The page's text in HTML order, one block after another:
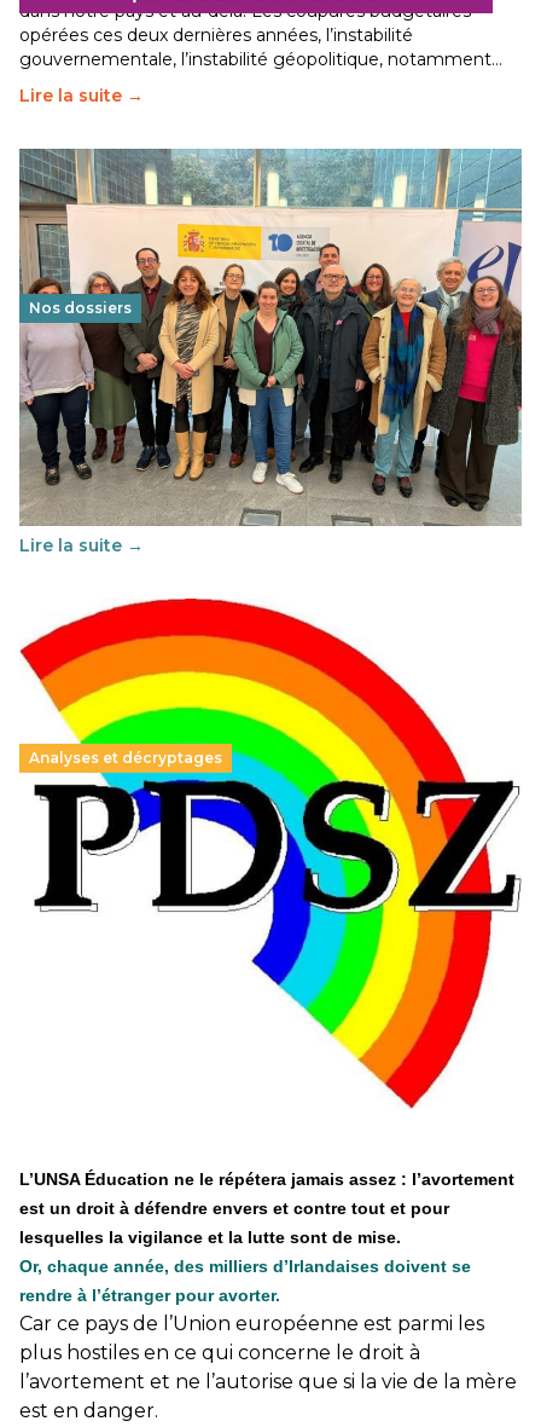
dans notre pays et au-delà. Les coupures budgétaires
opérées ces deux dernières années, l’instabilité
gouvernementale, l’instabilité géopolitique, notamment…
Lire la suite →
Nos dossiers
Éducation au vivre-ensemble : un échange croisé
franco-espagnol pour changer d’approche
29 juin 2026-National
Cette année, l'UNSA Éducation a mené un projet Erasmus
soutenu par l'union Européenne et centré sur l'éducation
au vivre-ensemble : quelles différences entre la France…
Lire la suite →
Analyses et décryptages
Hongrie : du changement pour les politiques
éducatives, aussi !
25 juin 2026
En Hongrie, le conservateur Peter Magyar et son parti
Tisza "Respect et liberté" ont remporté une large victoire,
contre le premier ministre sortant, Viktor Orban,…
L’UNSA Éducation ne le répétera jamais assez : l’avortement
est un droit à défendre envers et contre tout et pour
lesquelles la vigilance et la lutte sont de mise.
Or, chaque année, des milliers d’Irlandaises doivent se
rendre à l’étranger pour avorter.
Car ce pays de l’Union européenne est parmi les
plus hostiles en ce qui concerne le droit à
l’avortement et ne l’autorise que si la vie de la mère
est en danger.